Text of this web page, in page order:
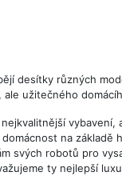
desítky různých
užitečného
na základě
svých robotů pro
ty nejlepší